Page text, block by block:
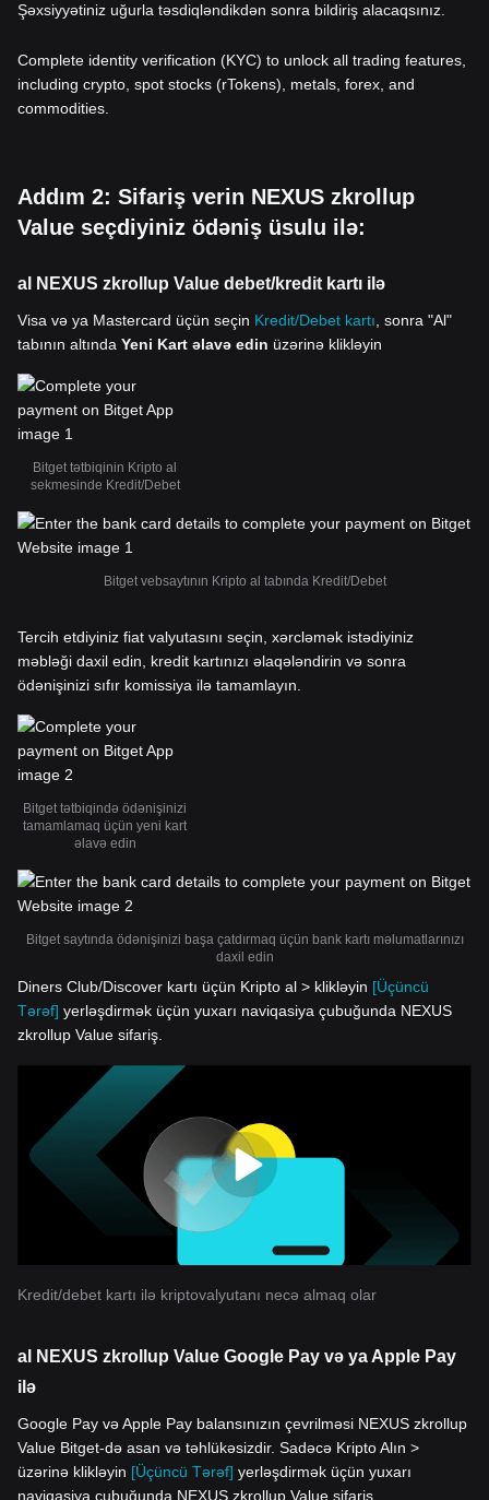
Şəxsiyyətiniz uğurla təsdiqləndikdən sonra bildiriş alacaqsınız.
Complete identity verification (KYC) to unlock all trading features,
including crypto, spot stocks (rTokens), metals, forex, and
commodities.
Addım 2: Sifariş verin NEXUS zkrollup
Value seçdiyiniz ödəniş üsulu ilə:
al NEXUS zkrollup Value debet/kredit kartı ilə
Visa və ya Mastercard üçün seçin Kredit/Debet kartı , sonra "Al"
tabının altında Yeni Kart əlavə edin üzərinə klikləyin
Bitget tətbiqinin Kripto al
sekmesinde Kredit/Debet
Bitget vebsaytının Kripto al tabında Kredit/Debet
Tercih etdiyiniz fiat valyutasını seçin, xərcləmək istədiyiniz
məbləği daxil edin, kredit kartınızı əlaqələndirin və sonra
ödənişinizi sıfır komissiya ilə tamamlayın.
Bitget tətbiqində ödənişinizi
tamamlamaq üçün yeni kart
əlavə edin
Bitget saytında ödənişinizi başa çatdırmaq üçün bank kartı məlumatlarınızı
daxil edin
Diners Club/Discover kartı üçün Kripto al > klikləyin [Üçüncü
Tərəf] yerləşdirmək üçün yuxarı naviqasiya çubuğunda NEXUS
zkrollup Value sifariş.
Kredit/debet kartı ilə kriptovalyutanı necə almaq olar
al NEXUS zkrollup Value Google Pay və ya Apple Pay
ilə
Google Pay və Apple Pay balansınızın çevrilməsi NEXUS zkrollup
Value Bitget-də asan və təhlükəsizdir. Sadəcə Kripto Alın >
üzərinə klikləyin [Üçüncü Tərəf] yerləşdirmək üçün yuxarı
naviqasiya çubuğunda NEXUS zkrollup Value sifariş.